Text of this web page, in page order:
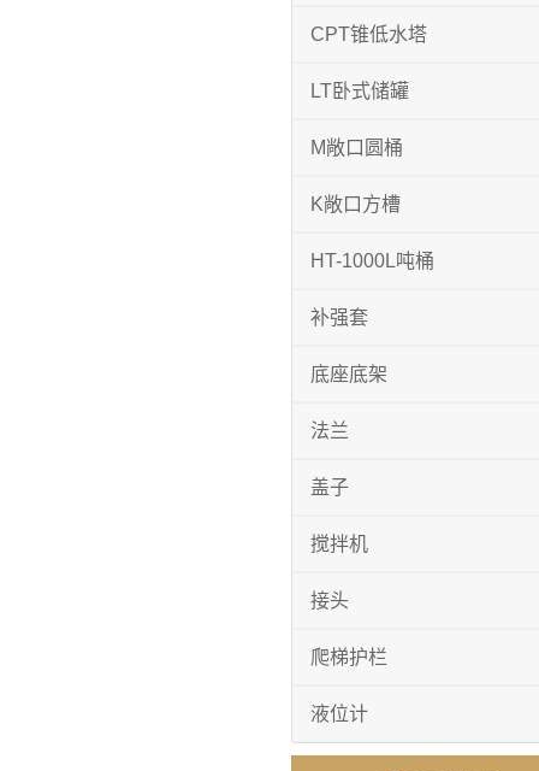
CPT锥低水塔
LT卧式储罐
M敞口圆桶
K敞口方槽
HT-1000L吨桶
补强套
底座底架
法兰
盖子
搅拌机
接头
爬梯护栏
液位计